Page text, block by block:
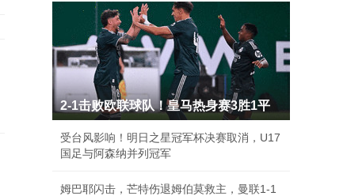
2-1击败欧联球队！皇马热身赛3胜1平
受台风影响！明日之星冠军杯决赛取消，U17
国足与阿森纳并列冠军
姆巴耶闪击，芒特伤退姆伯莫救主，曼联1-1